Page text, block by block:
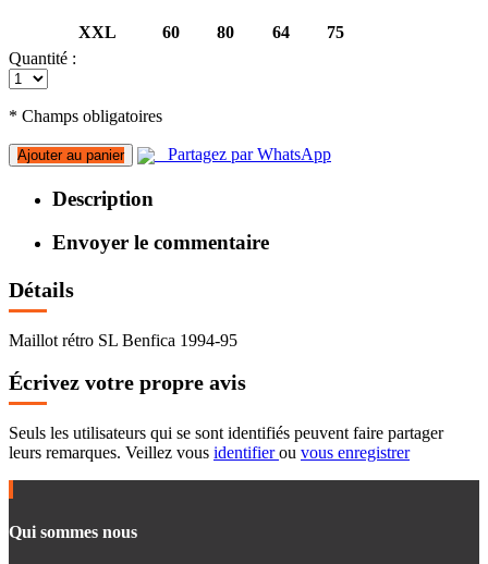
XXL 60 80 64
75
Quantité :
* Champs obligatoires
Ajouter au panier Partagez par WhatsApp
Description
Envoyer le commentaire
Détails
Maillot rétro SL Benfica 1994-95
Écrivez votre propre avis
Seuls les utilisateurs qui se sont identifiés peuvent faire partager
leurs remarques. Veillez vous identifierou vous enregistrer
Qui sommes nous